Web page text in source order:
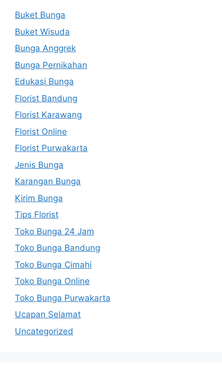
Buket Bunga
Buket Wisuda
Bunga Anggrek
Bunga Pernikahan
Edukasi Bunga
Florist Bandung
Florist Karawang
Florist Online
Florist Purwakarta
Jenis Bunga
Karangan Bunga
Kirim Bunga
Tips Florist
Toko Bunga 24 Jam
Toko Bunga Bandung
Toko Bunga Cimahi
Toko Bunga Online
Toko Bunga Purwakarta
Ucapan Selamat
Uncategorized